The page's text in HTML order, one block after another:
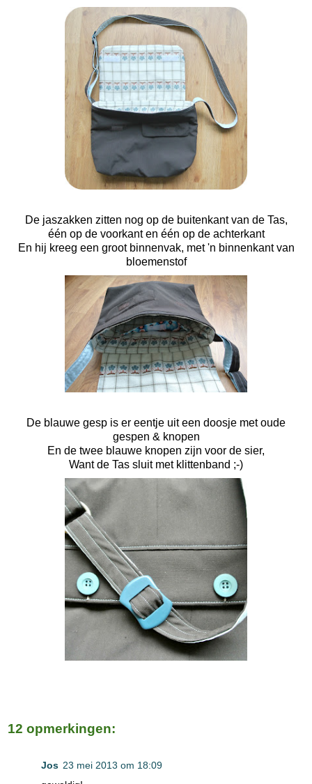
De jaszakken zitten nog op de buitenkant van de Tas,
één op de voorkant en één op de achterkant
En hij kreeg een groot binnenvak, met 'n binnenkant van
bloemenstof
De blauwe gesp is er eentje uit een doosje met oude
gespen & knopen
En de twee blauwe knopen zijn voor de sier,
Want de Tas sluit met klittenband ;-)
12 opmerkingen:
Jos 23 mei 2013 om 18:09